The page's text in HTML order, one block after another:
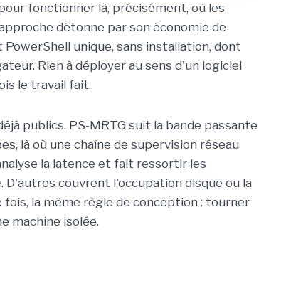
fonctionner là, précisément, où les
détonne par son économie de
unique, sans installation, dont
Rien à déployer au sens d'un logiciel
le travail fait.
publics. PS-MRTG suit la bande passante
là où une chaîne de supervision réseau
la latence et fait ressortir les
D'autres couvrent l'occupation disque ou la
la même règle de conception : tourner
machine isolée.